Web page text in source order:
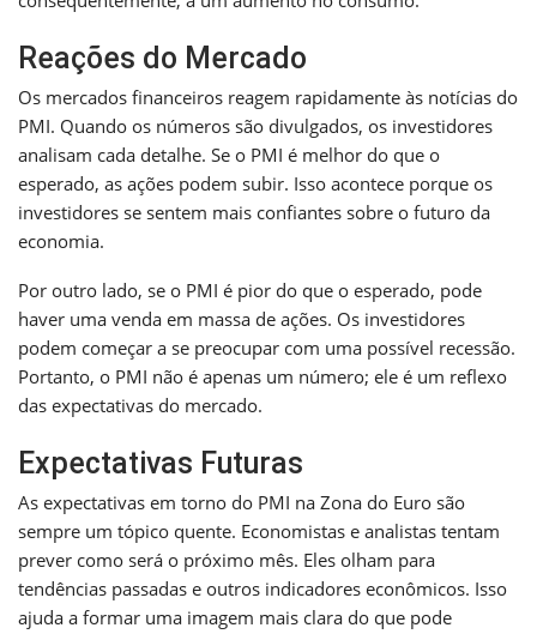
Reações do Mercado
Os mercados financeiros reagem rapidamente às notícias do
PMI. Quando os números são divulgados, os investidores
analisam cada detalhe. Se o PMI é melhor do que o
esperado, as ações podem subir. Isso acontece porque os
investidores se sentem mais confiantes sobre o futuro da
economia.
Por outro lado, se o PMI é pior do que o esperado, pode
haver uma venda em massa de ações. Os investidores
podem começar a se preocupar com uma possível recessão.
Portanto, o PMI não é apenas um número; ele é um reflexo
das expectativas do mercado.
Expectativas Futuras
As expectativas em torno do PMI na Zona do Euro são
sempre um tópico quente. Economistas e analistas tentam
prever como será o próximo mês. Eles olham para
tendências passadas e outros indicadores econômicos. Isso
ajuda a formar uma imagem mais clara do que pode